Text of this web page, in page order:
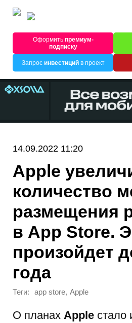
Оформитьпремиум-
подписку
Запрос инвестицийв проект
14.09.2022 11:20
Apple
количество
размещения
в App Store.
произойдет
года
Теги: app store, Apple
О планах Apple стало